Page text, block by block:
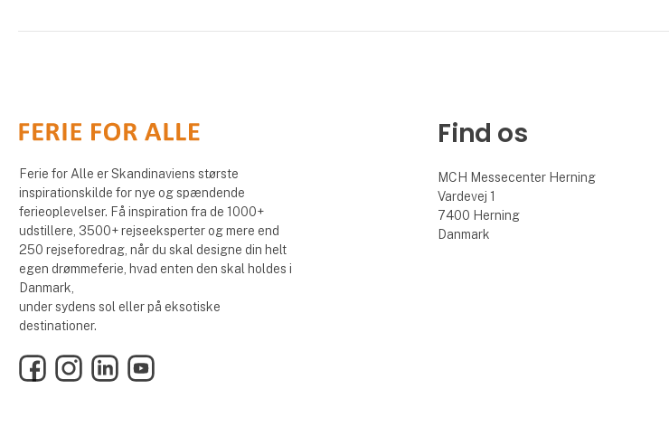
Ferie for Alle er Skandinaviens største
inspirationskilde for nye og spændende
ferieoplevelser. Få inspiration fra de 1000+
udstillere, 3500+ rejseeksperter og mere end
250 rejseforedrag, når du skal designe din helt
egen drømmeferie, hvad enten den skal holdes i
Danmark,
under sydens sol eller på eksotiske
destinationer.
FacebookInstagramLinkedInYouTube
Find os
MCH Messecenter Herning
Vardevej 1
7400 Herning
Danmark